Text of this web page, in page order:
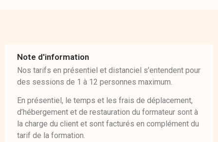
Note d'information
Nos tarifs en présentiel et distanciel s’entendent pour
des sessions de 1 à 12 personnes maximum.
En présentiel, le temps et les frais de déplacement,
d’hébergement et de restauration du formateur sont à
la charge du client et sont facturés en complément du
tarif de la formation.